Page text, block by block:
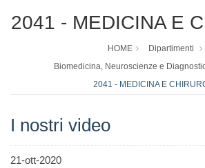
2041 - MEDICINA E
HOME
Dipartimenti
Biomedicina, Neuroscienze e
2041 - MEDICINA E
I nostri video
21-ott-2020